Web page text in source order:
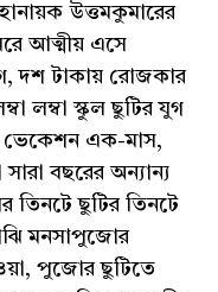
উত্তমকুমারের
আত্মীয় এসে
দশ টাকায় রোজকার
লম্বা স্কুল ছুটির যুগ
এক-মাস,
বছরের অন্যান্য
তিনটে ছুটির তিনটে
মনসাপুজোর
পুজোর ছুটিতে